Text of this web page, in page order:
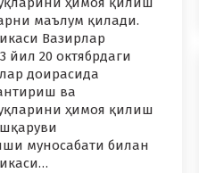
маълум қилади.
Вазирлар
йил 20 октябрдаги
доирасида
ва
ҳимоя қилиш
муносабати билан